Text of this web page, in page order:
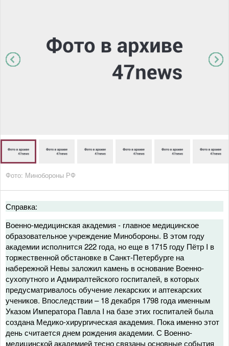
Фото: Минобороны РФ
Справка:
Военно-медицинская академия - главное медицинское
образовательное учреждение Минобороны. В этом году
академии исполнится 222 года, но еще в 1715 году Пётр I в
торжественной обстановке в Санкт-Петербурге на
набережной Невы заложил камень в основание Военно-
сухопутного и Адмиралтейского госпиталей, в которых
предусматривалось обучение лекарских и аптекарских
учеников. Впоследствии – 18 декабря 1798 года именным
Указом Императора Павла I на базе этих госпиталей была
создана Медико-хирургическая академия. Пока именно этот
день считается днем рождения академии. С Военно-
медицинской академией тесно связаны основные события